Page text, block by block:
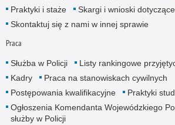
Praktyki i staże
Skargi i wnioski
Skontaktuj się z nami w innej sprawie
Praca
Służba w Policji
Listy rankingowe
Kadry
Praca na stanowiskach cywilnych
Postępowania kwalifikacyjne
Praktyki
Ogłoszenia Komendanta Wojewódzkiego
służby w Policji